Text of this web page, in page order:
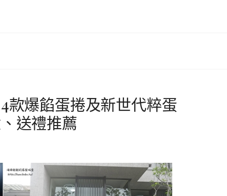
款爆餡蛋捲及新世代粹蛋
送禮推薦